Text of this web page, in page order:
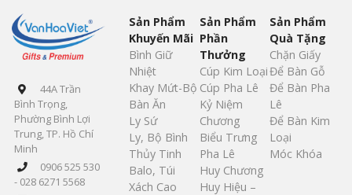
44A Trần
Bình Trọng,
Phường Bình Lợi
Trung, TP. Hồ Chí
Minh
0906 525 530
- 028 6271 5568
Sản Phẩm
Khuyến Mãi
Bình Giữ
Nhiệt
Khay Mứt-Bộ
Bàn Ăn
Ly Sứ
Ly, Bộ Bình
Thủy Tinh
Balo, Túi
Xách Cao
Sản Phẩm
Phần
Thưởng
Cúp Kim Loại
Cúp Pha Lê
Kỷ Niệm
Chương
Biểu Trưng
Pha Lê
Huy Chương
Huy Hiệu –
Sản Phẩm
Quà Tặng
Chặn Giấy
Để Bàn Gỗ
Để Bàn Pha
Lê
Để Bàn Kim
Loại
Móc Khóa